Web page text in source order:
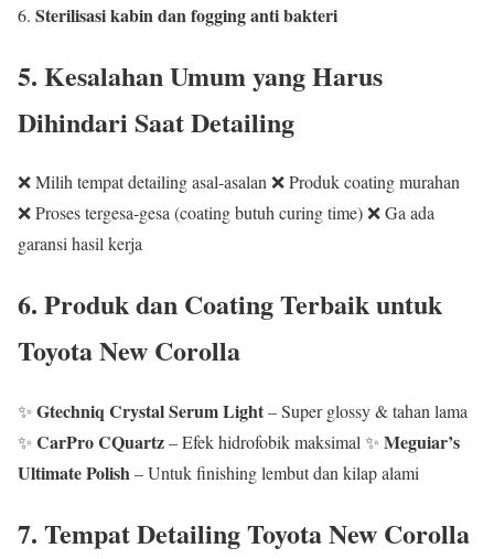
Sterilisasi kabin dan fogging anti bakteri
5. Kesalahan Umum yang Harus
Dihindari Saat Detailing
❌ Milih tempat detailing asal-asalan ❌ Produk coating murahan
❌ Proses tergesa-gesa (coating butuh curing time) ❌ Ga ada
garansi hasil kerja
6. Produk dan Coating Terbaik untuk
Toyota New Corolla
✨ Gtechniq Crystal Serum Light– Super glossy & tahan lama
✨ CarPro CQuartz– Efek hidrofobik maksimal ✨ Meguiar’s
Ultimate Polish– Untuk finishing lembut dan kilap alami
7. Tempat Detailing Toyota New Corolla